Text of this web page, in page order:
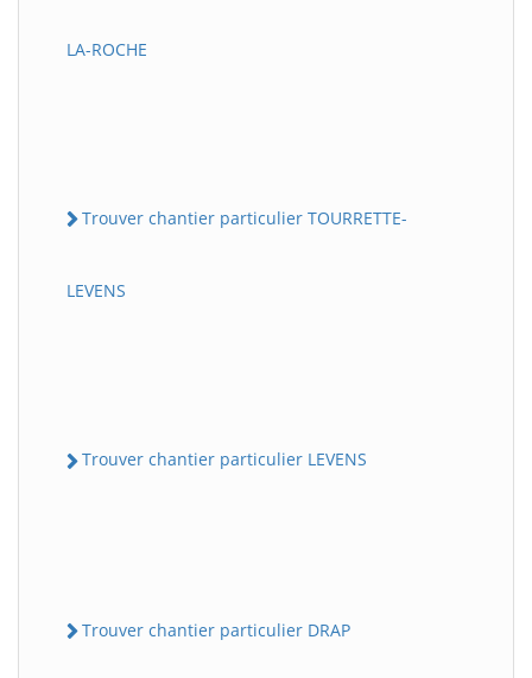
LA-ROCHE
Trouver chantier particulier TOURRETTE-
LEVENS
Trouver chantier particulier LEVENS
Trouver chantier particulier DRAP